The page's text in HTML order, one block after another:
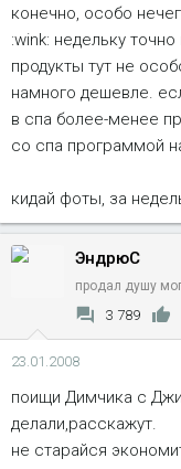
конечно, особо
:wink: недельку
продукты тут не
намного дешевле.
в спа более-менее
со спа программой
кидай фоты, за
ЭндрюС
продал душу
3 789
23.01.2008
поищи Димчика с
делали,расскажут.
не старайся